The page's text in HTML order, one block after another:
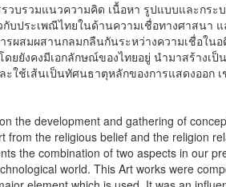
บรวมแนวความคิด เนื้อหา รูปแบบและกระ
กับประเพณีไทยในด้านความเชื่อทางศาสนา
ารผสมผสานกลมกลืนกันระหว่างความเชื่อใน
ยยังคงมีเอกลักษณ์ของไทยอยู่ นำมาสร้างเป็
ะใช้เส้นเป็นทัศนธาตุหลักของการแสดงออก
the development and gathering of
from the religious belief and the religion
the combination of two aspects in our
world. This Art works were